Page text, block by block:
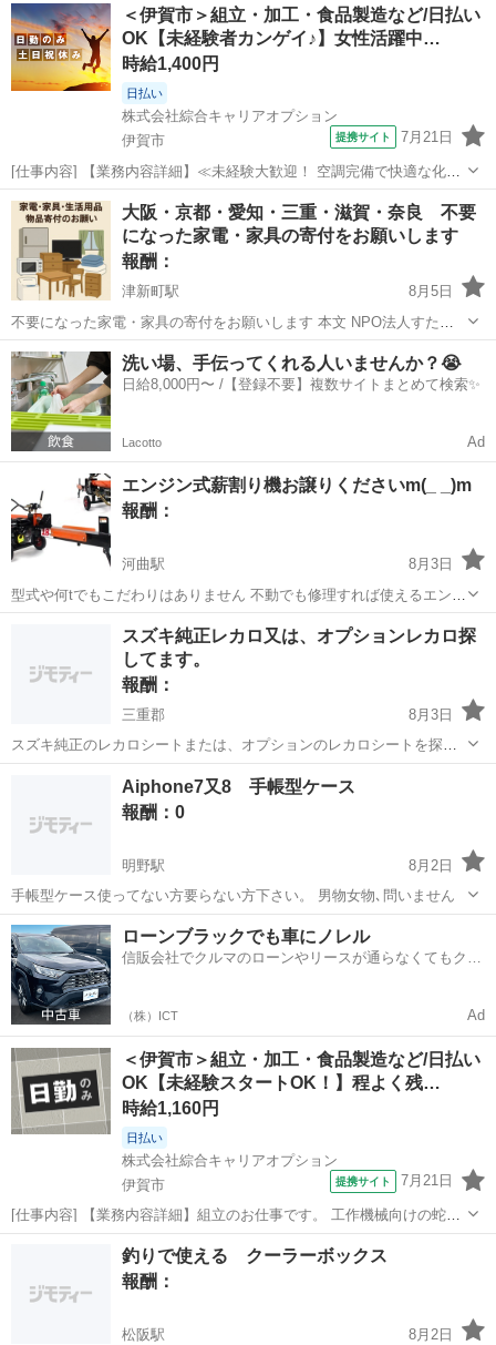
＜伊賀市＞組立・加工・食品製造など/日払い
OK【未経験者カンゲイ♪】女性活躍中…
時給1,400円
日払い
株式会社綜合キャリアオプション
伊賀市
提携サイト 7月21日
[仕事内容] 【業務内容詳細】≪未経験大歓迎！ 空調完備で快適な化粧
品製造会社での製造業務≫ 頭髪用化粧品製造会社でのお仕事です自動
充填機に化粧品のボトル、 キャップ、 中栓を入れていく工程からはじ
め慣れてくればボトルへ液を...
三重 伊賀市 工場
大阪・京都・愛知・三重・滋賀・奈良 不要
になった家電・家具の寄付をお願いします
報酬：
津新町駅
8月5日
不要になった家電・家具の寄付をお願いします 本文 NPO法人すたー
つプラスでは、 生活に困っている方・新生活を始める方への支援とし
て 家電・家具・生活用品の寄付を募集しています。 【募集している
物】 ・洗濯機 ・電子レン...
三重 津市 津新町駅 買いたい/ください
洗い場、手伝ってくれる人いませんか？😭
日給8,000円〜 /【登録不要】複数サイトまとめて検索✨
Lacotto Ad
エンジン式薪割り機お譲りくださいm(_ _)m
報酬：
河曲駅
8月3日
型式や何tでもこだわりはありません 不動でも修理すれば使えるエンジ
ン式 薪割り機お譲り頂けると幸いですm(_ _)m よろしくお願いいたし
ます。 ⚠️冷やかしや関係ない連絡はブロック致します⚠️
河曲駅 買いたい/ください
スズキ純正レカロ又は、オプションレカロ探
してます。
報酬：
三重郡
8月3日
スズキ純正のレカロシートまたは、オプションのレカロシートを探し
ています。 破れ、汚れ等の状態は問いません。 但し、骨格の変形が著
しいものは不可の場合があります。 基本的には、座面の骨格が正常で
あれば背もたれ部分の変形、...
買いたい/ください シート
Aiphone7又8 手帳型ケース
報酬：0
明野駅
8月2日
手帳型ケース使ってない方要らない方下さい。 男物女物､問いません
三重 伊勢市 明野駅 買いたい/ください
ローンブラックでも車にノレル
信販会社でクルマのローンやリースが通らなくてもクル
（株）ICT Ad
＜伊賀市＞組立・加工・食品製造など/日払い
OK【未経験スタートOK！】程よく残…
時給1,160円
日払い
株式会社綜合キャリアオプション
伊賀市
提携サイト 7月21日
[仕事内容] 【業務内容詳細】組立のお仕事です。 工作機械向けの蛇腹
を製造している企業様で組立をしていただきます。 【取扱製品情報】
工作機械向けの蛇腹 。＋お仕事探しはコンシェルスタッフにおまかせ
＋。 あなたのお仕事探し...
工場
釣りで使える クーラーボックス
報酬：
松阪駅
8月2日